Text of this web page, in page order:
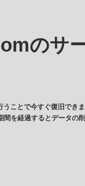
のサ
うことで今すぐ復旧できま
を経過するとデータの